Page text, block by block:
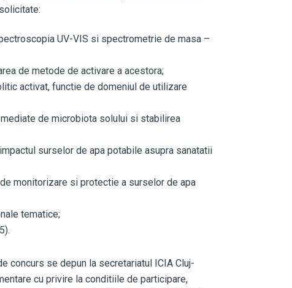
UV-VIS si spectrometrie de masa –
de metode de activare a acestora;
activat, functie de domeniul de utilizare
de microbiota solului si stabilirea
surselor de apa potabile asupra sanatatii
monitorizare si protectie a surselor de apa
tematice;
concurs se depun la secretariatul ICIA Cluj-
cu privire la conditiile de participare,